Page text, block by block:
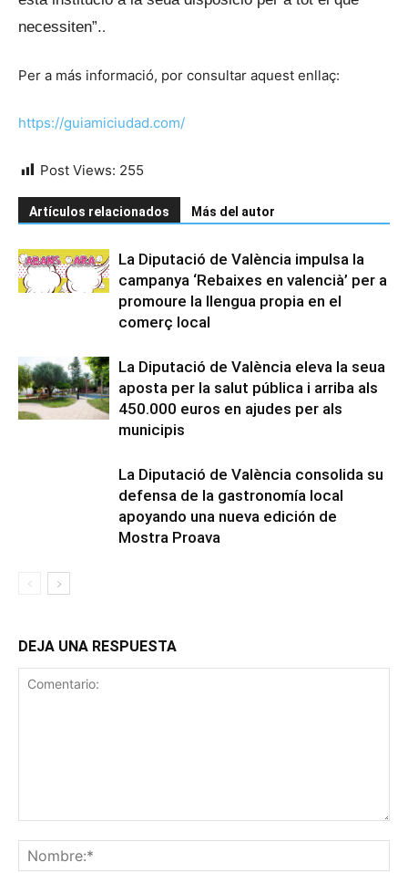
necessiten”..
Per a más informació, por consultar aquest enllaç:
https://guiamiciudad.com/
Post Views: 255
Artículos relacionados Más del autor
La Diputació de València impulsa la
campanya ‘Rebaixes en valencià’ per a
promoure la llengua propia en el
comerç local
La Diputació de València eleva la seua
aposta per la salut pública i arriba als
450.000 euros en ajudes per als
municipis
La Diputació de València consolida su
defensa de la gastronomía local
apoyando una nueva edición de
Mostra Proava
DEJA UNA RESPUESTA